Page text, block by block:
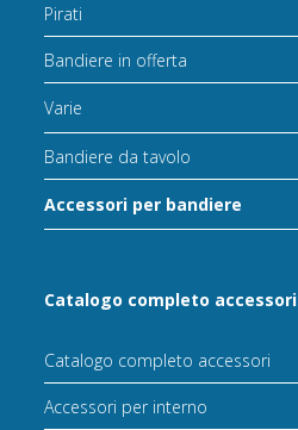
Pirati
Bandiere in offerta
Varie
Bandiere da tavolo
Accessori per bandiere
Catalogo completo accessori
Catalogo completo accessori
Accessori per interno